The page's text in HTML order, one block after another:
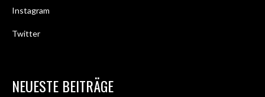
Instagram
Twitter
NEUESTE BEITRÄGE